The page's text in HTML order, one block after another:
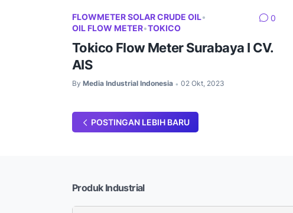
FLOWMETER SOLAR CRUDE OIL•
OIL FLOW METER•TOKICO
0
Tokico Flow Meter Surabaya I CV.
AIS
By Media Industrial Indonesia • 02 Okt, 2023
POSTINGAN LEBIH BARU
Produk Industrial